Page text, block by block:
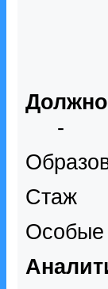
-
Стаж
Особые